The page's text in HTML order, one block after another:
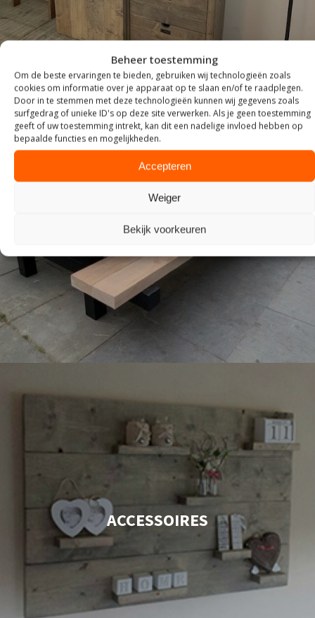
Beheer toestemming
Om de beste ervaringen te bieden, gebruiken wij technologieën zoals
cookies om informatie over je apparaat op te slaan en/of te raadplegen.
Door in te stemmen met deze technologieën kunnen wij gegevens zoals
surfgedrag of unieke ID's op deze site verwerken. Als je geen toestemming
geeft of uw toestemming intrekt, kan dit een nadelige invloed hebben op
bepaalde functies en mogelijkheden.
Accepteren
Weiger
Bekijk voorkeuren
TUIN
ACCESSOIRES